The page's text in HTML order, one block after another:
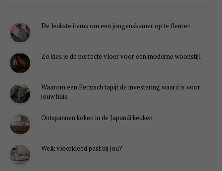
De leukste items om een jongenskamer op te fleuren
Zo kies je de perfecte vloer voor een moderne woonstijl
Waarom een Perzisch tapijt de investering waard is voor
jouw huis
Ontspannen koken in de Japandi keuken
Welk vloerkleed past bij jou?